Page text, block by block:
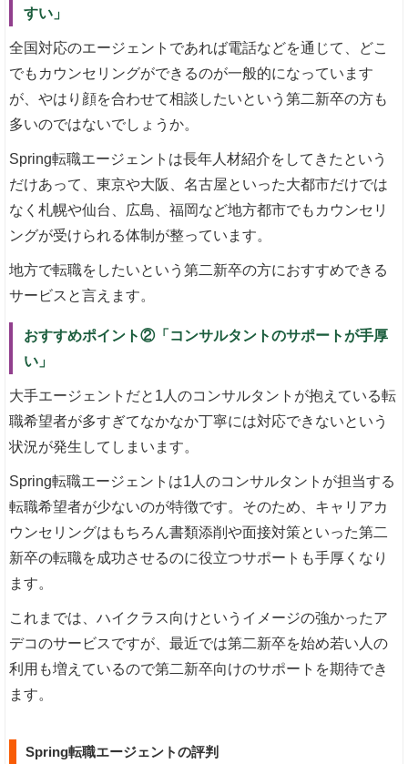
すい」
全国対応のエージェントであれば電話などを通じて、どこ
でもカウンセリングができるのが一般的になっています
が、やはり顔を合わせて相談したいという第二新卒の方も
多いのではないでしょうか。
Spring転職エージェントは長年人材紹介をしてきたという
だけあって、東京や大阪、名古屋といった大都市だけでは
なく札幌や仙台、広島、福岡など地方都市でもカウンセリ
ングが受けられる体制が整っています。
地方で転職をしたいという第二新卒の方におすすめできる
サービスと言えます。
おすすめポイント②「コンサルタントのサポートが手厚
い」
大手エージェントだと1人のコンサルタントが抱えている転
職希望者が多すぎてなかなか丁寧には対応できないという
状況が発生してしまいます。
Spring転職エージェントは1人のコンサルタントが担当する
転職希望者が少ないのが特徴です。そのため、キャリアカ
ウンセリングはもちろん書類添削や面接対策といった第二
新卒の転職を成功させるのに役立つサポートも手厚くなり
ます。
これまでは、ハイクラス向けというイメージの強かったア
デコのサービスですが、最近では第二新卒を始め若い人の
利用も増えているので第二新卒向けのサポートを期待でき
ます。
Spring転職エージェントの評判